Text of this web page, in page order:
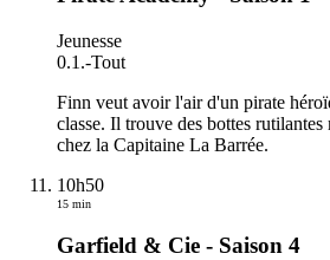
Jeunesse
0.1.-Tout
Finn veut avoir l'air d'un pirate
classe. Il trouve des bottes
chez la Capitaine La Barrée.
10h50
15 min
Garfield & Cie - Saison 4